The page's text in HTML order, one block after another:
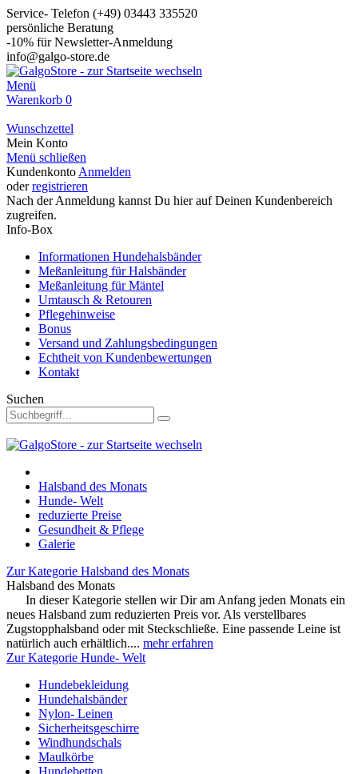
Service- Telefon (+49) 03443 335520
persönliche Beratung
-10% für Newsletter-Anmeldung
info@galgo-store.de
Menü
Warenkorb 0
Wunschzettel
Mein Konto
Menü schließen
Kundenkonto Anmelden
oderregistrieren
Nach der Anmeldung kannst Du hier auf Deinen Kundenbereich
zugreifen.
Info-Box
Informationen Hundehalsbänder
Meßanleitung für Halsbänder
Meßanleitung für Mäntel
Umtausch & Retouren
Pflegehinweise
Bonus
Versand und Zahlungsbedingungen
Echtheit von Kundenbewertungen
Kontakt
Suchen
Halsband des Monats
Hunde- Welt
reduzierte Preise
Gesundheit & Pflege
Galerie
Zur Kategorie Halsband des Monats
Halsband des Monats
In dieser Kategorie stellen wir Dir am Anfang jeden Monats ein
neues Halsband zum reduzierten Preis vor. Als verstellbares
Zugstopphalsband oder mit Steckschließe. Eine passende Leine ist
natürlich auch erhältlich.... mehr erfahren
Zur Kategorie Hunde- Welt
Hundebekleidung
Hundehalsbänder
Nylon- Leinen
Sicherheitsgeschirre
Windhundschals
Maulkörbe
Hundebetten